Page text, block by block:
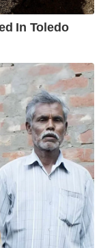
In Toledo